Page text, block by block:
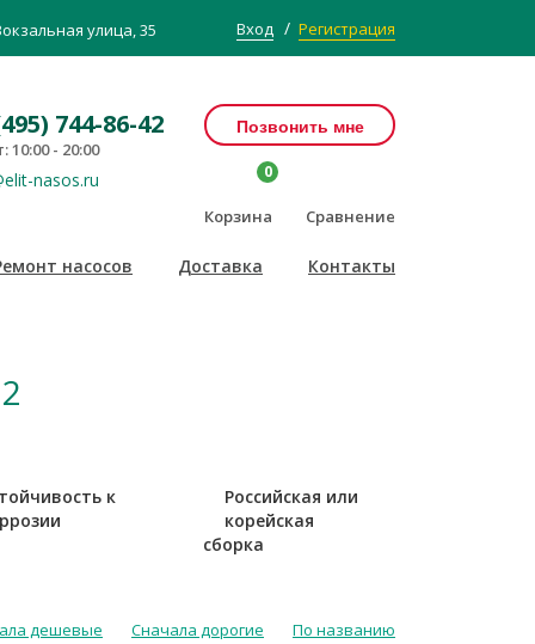
улица, 35 Вход / Регистрация
744-86-42
10:00 - 20:00
nasos.ru
Позвонить мне
Корзина
0
Сравнение
насосов Доставка Контакты
к
Российская или
корейская
сборка
дешевые Сначала дорогие По названию